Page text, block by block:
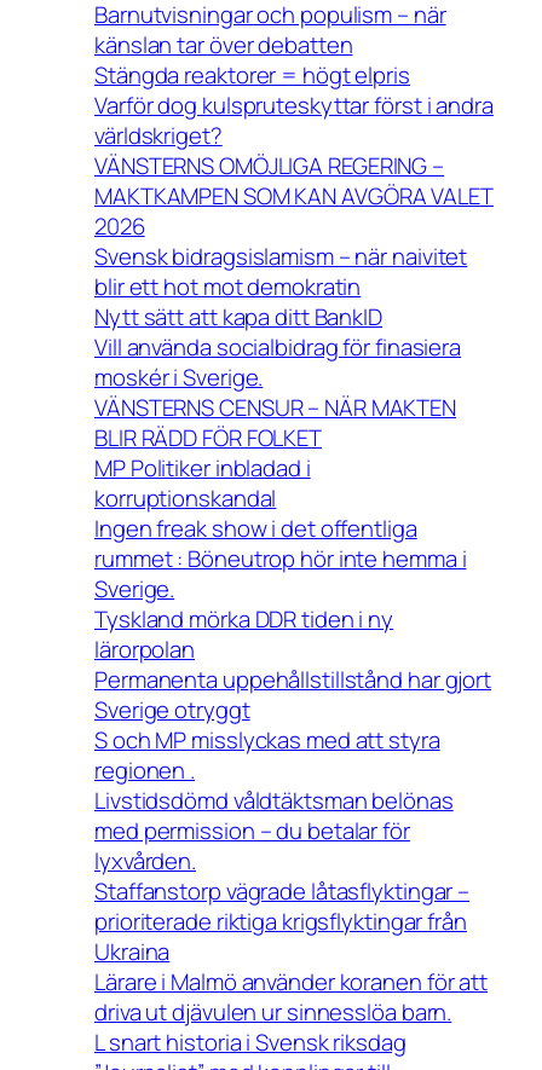
Barnutvisningar och populism – när
känslan tar över debatten
Stängda reaktorer = högt elpris
Varför dog kulspruteskyttar först i andra
världskriget?
VÄNSTERNS OMÖJLIGA REGERING –
MAKTKAMPEN SOM KAN AVGÖRA VALET
2026
Svensk bidragsislamism – när naivitet
blir ett hot mot demokratin
Nytt sätt att kapa ditt BankID
Vill använda socialbidrag för finasiera
moskér i Sverige.
VÄNSTERNS CENSUR – NÄR MAKTEN
BLIR RÄDD FÖR FOLKET
MP Politiker inbladad i
korruptionskandal
Ingen freak show i det offentliga
rummet : Böneutrop hör inte hemma i
Sverige.
Tyskland mörka DDR tiden i ny
lärorpolan
Permanenta uppehållstillstånd har gjort
Sverige otryggt
S och MP misslyckas med att styra
regionen .
Livstidsdömd våldtäktsman belönas
med permission – du betalar för
lyxvården.
Staffanstorp vägrade låtasflyktingar –
prioriterade riktiga krigsflyktingar från
Ukraina
Lärare i Malmö använder koranen för att
driva ut djävulen ur sinnesslöa barn.
L snart historia i Svensk riksdag